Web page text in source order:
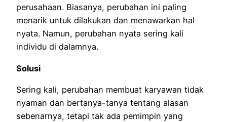
perusahaan. Biasanya, perubahan ini paling
menarik untuk dilakukan dan menawarkan hal
nyata. Namun, perubahan nyata sering kali
individu di dalamnya.
Solusi
Sering kali, perubahan membuat karyawan tidak
nyaman dan bertanya-tanya tentang alasan
sebenarnya, tetapi tak ada pemimpin yang